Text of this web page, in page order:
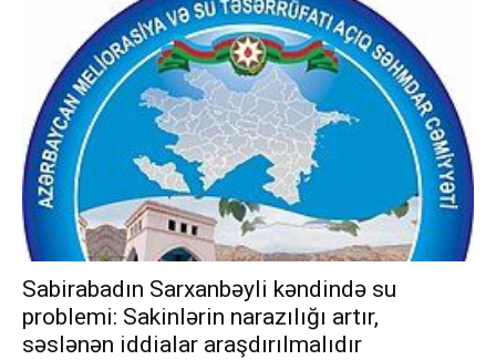
Sabirabadın Sarxanbəyli kəndində su
problemi: Sakinlərin narazılığı artır,
səslənən iddialar araşdırılmalıdır